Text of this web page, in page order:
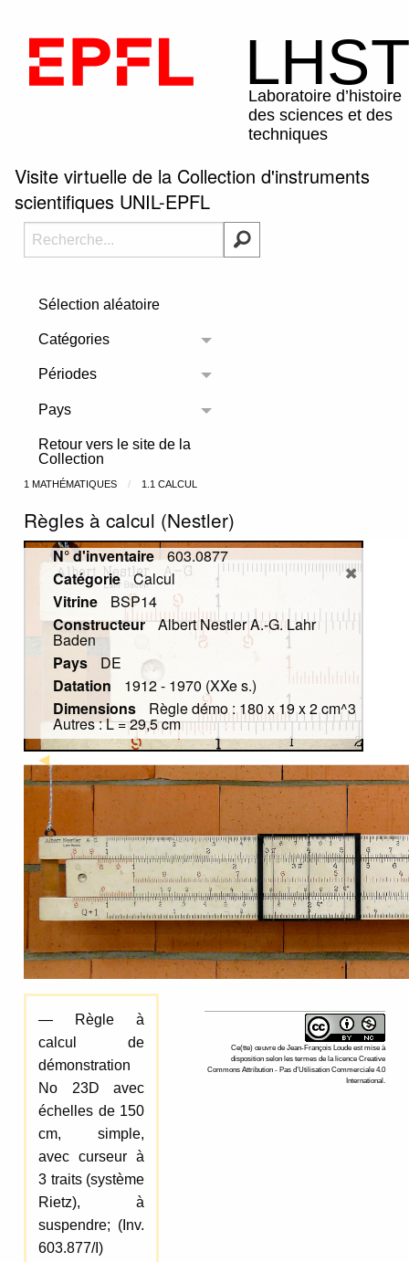
Visite virtuelle de la Collection d'instruments
scientifiques UNIL-EPFL
Sélection aléatoire
Catégories
Toggle menu
Périodes
Toggle menu
Pays
Toggle menu
Retour vers le site de la
Collection
1 MATHÉMATIQUES 1.1 CALCUL
Règles à calcul (Nestler)
Previous Slide
◀︎
N° d'inventaire 603.0877
Catégorie Calcul
Vitrine
BSP14
Constructeur Albert Nestler A.-G. Lahr
Baden
Pays
DE
Datation
1912 - 1970 (XXe s.)
Dimensions
Règle démo : 180 x 19 x 2 cm^3
Autres : L = 29,5 cm
— Règle à
calcul de
démonstration
No 23D avec
échelles de 150
cm, simple,
avec curseur à
3 traits (système
Rietz), à
suspendre; (Inv.
603.877/I)
Ce(tte) œuvre de Jean-François Loude est mise à
disposition selon les termes de la licence Creative
Commons Attribution - Pas d’Utilisation Commerciale 4.0
International.